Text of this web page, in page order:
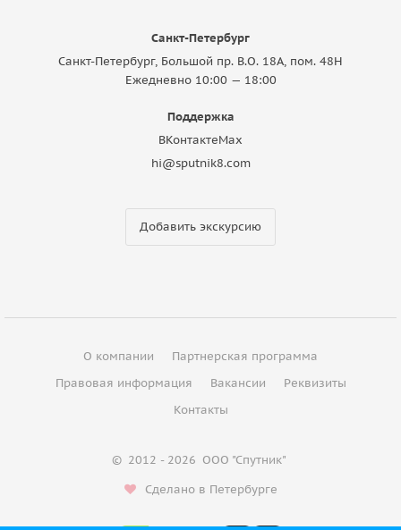
Санкт-Петербург
Санкт-Петербург, Большой пр. В.О. 18A, пом. 48Н
Ежедневно 10:00 — 18:00
Поддержка
ВКонтактеMax
hi@sputnik8.com
Добавить экскурсию
О компании
Партнерская программа
Правовая информация
Вакансии
Реквизиты
Контакты
© 2012 - 2026 ООО "Спутник"
Сделано в Петербурге